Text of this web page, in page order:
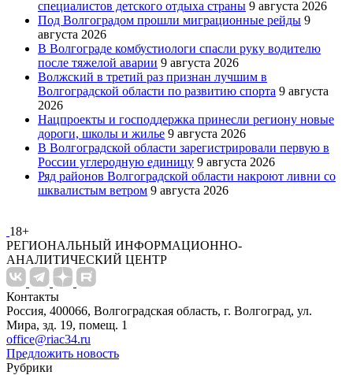
специалистов детского отдыха страны 9 августа 2026
Под Волгоградом прошли миграционные рейды 9
августа 2026
В Волгограде комбустиологи спасли руку водителю
после тяжелой аварии 9 августа 2026
Волжский в третий раз признан лучшим в
Волгоградской области по развитию спорта 9 августа
2026
Нацпроекты и господдержка принесли региону новые
дороги, школы и жилье 9 августа 2026
В Волгоградской области зарегистрировали первую в
России углеродную единицу 9 августа 2026
Ряд районов Волгоградской области накроют ливни со
шквалистым ветром 9 августа 2026
18+
РЕГИОНАЛЬНЫЙ ИНФОРМАЦИОННО-
АНАЛИТИЧЕСКИЙ ЦЕНТР
Контакты
Россия, 400066, Волгоградская область, г. Волгоград, ул.
Мира, зд. 19, помещ. 1
office@riac34.ru
Предложить новость
Рубрики